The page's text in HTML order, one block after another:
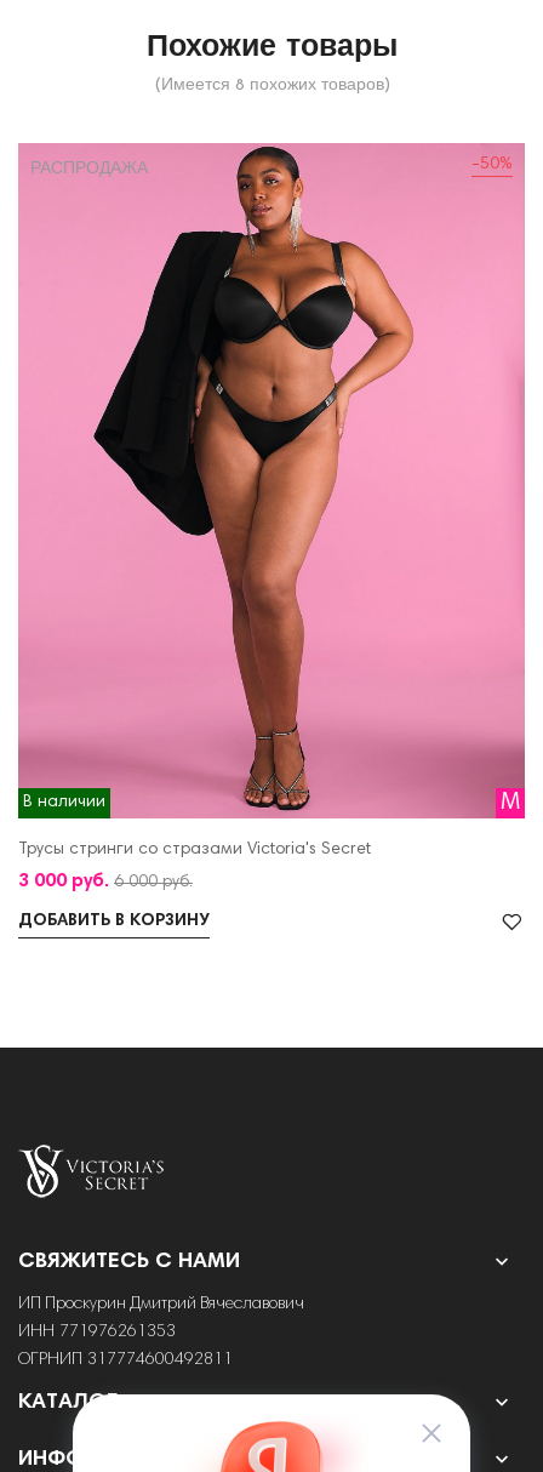
Похожие товары
(Имеется 8 похожих товаров)
-50%
РАСПРОДАЖА
В наличии M
Трусы стринги со стразами Victoria's Secret
3 000 руб. 6 000 руб.
ДОБАВИТЬ В КОРЗИНУ
СВЯЖИТЕСЬ С НАМИ 
ИП Проскурин Дмитрий Вячеславович
ИНН 771976261353
ОГРНИП 317774600492811
КАТАЛОГ 
ИНФОРМАЦИЯ 